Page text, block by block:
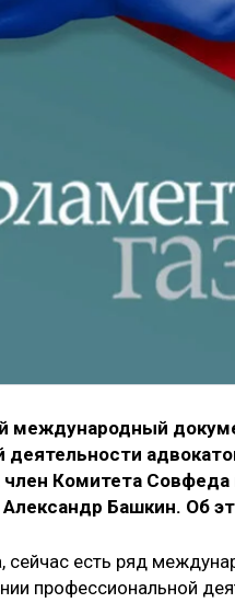
международный
Комитета Совфеда
Александр Башкин. Об
сейчас есть ряд
профессиональной